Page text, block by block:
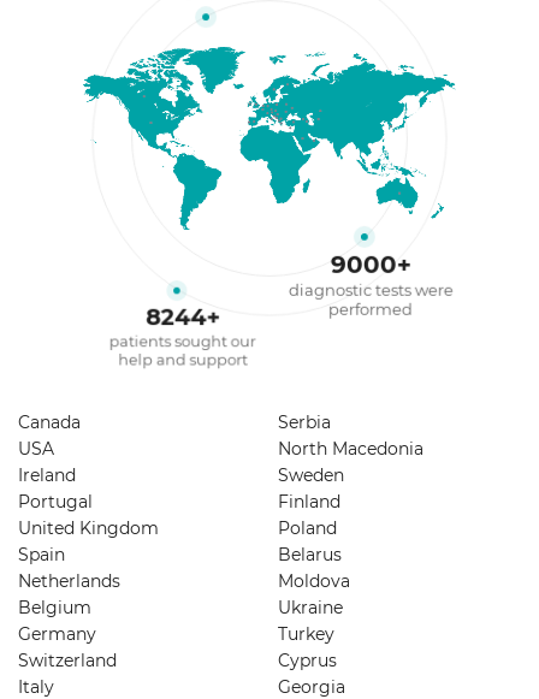
8244+
patients sought our
help and support
9000+
diagnostic tests were
performed
Canada
USA
Ireland
Portugal
United Kingdom
Spain
Netherlands
Belgium
Germany
Switzerland
Italy
Serbia
North Macedonia
Sweden
Finland
Poland
Belarus
Moldova
Ukraine
Turkey
Cyprus
Georgia